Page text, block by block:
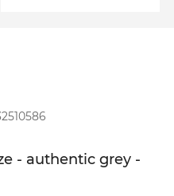
- authentic grey -